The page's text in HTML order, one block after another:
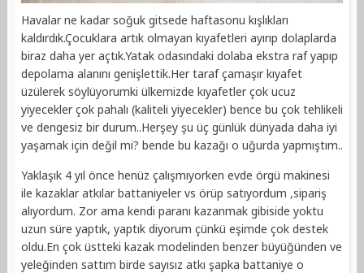
Havalar ne kadar soğuk gitsede haftasonu kışlıkları
kaldırdık.Çocuklara artık olmayan kıyafetleri ayırıp dolaplarda
biraz daha yer açtık.Yatak odasındaki dolaba ekstra raf yapıp
depolama alanını genişlettik.Her taraf çamaşır kıyafet
üzülerek söylüyorumki ülkemizde kıyafetler çok ucuz
yiyecekler çok pahalı (kaliteli yiyecekler) bence bu çok tehlikeli
ve dengesiz bir durum..Herşey şu üç günlük dünyada daha iyi
yaşamak için değil mi? bende bu kazağı o uğurda yapmıştım..
Yaklaşık 4 yıl önce henüz çalışmıyorken evde örgü makinesi
ile kazaklar atkılar battaniyeler vs örüp satıyordum ,sipariş
alıyordum. Zor ama kendi paranı kazanmak gibiside yoktu
uzun süre yaptık, yaptık diyorum çünkü eşimde çok destek
oldu.En çok üstteki kazak modelinden benzer büyüğünden ve
yeleğinden sattım birde sayısız atkı şapka battaniye o